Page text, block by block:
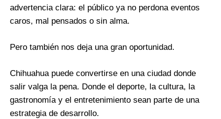
advertencia clara: el público ya no perdona eventos
caros, mal pensados o sin alma.
Pero también nos deja una gran oportunidad.
Chihuahua puede convertirse en una ciudad donde
salir valga la pena. Donde el deporte, la cultura, la
gastronomía y el entretenimiento sean parte de una
estrategia de desarrollo.